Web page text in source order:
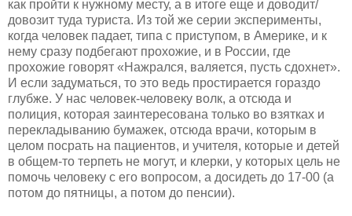
как пройти к нужному месту, а в итоге еще и доводит/
довозит туда туриста. Из той же серии эксперименты,
когда человек падает, типа с приступом, в Америке, и к
нему сразу подбегают прохожие, и в России, где
прохожие говорят «Нажрался, валяется, пусть сдохнет».
И если задуматься, то это ведь простирается гораздо
глубже. У нас человек-человеку волк, а отсюда и
полиция, которая заинтересована только во взятках и
перекладыванию бумажек, отсюда врачи, которым в
целом посрать на пациентов, и учителя, которые и детей
в общем-то терпеть не могут, и клерки, у которых цель не
помочь человеку с его вопросом, а досидеть до 17-00 (а
потом до пятницы, а потом до пенсии).